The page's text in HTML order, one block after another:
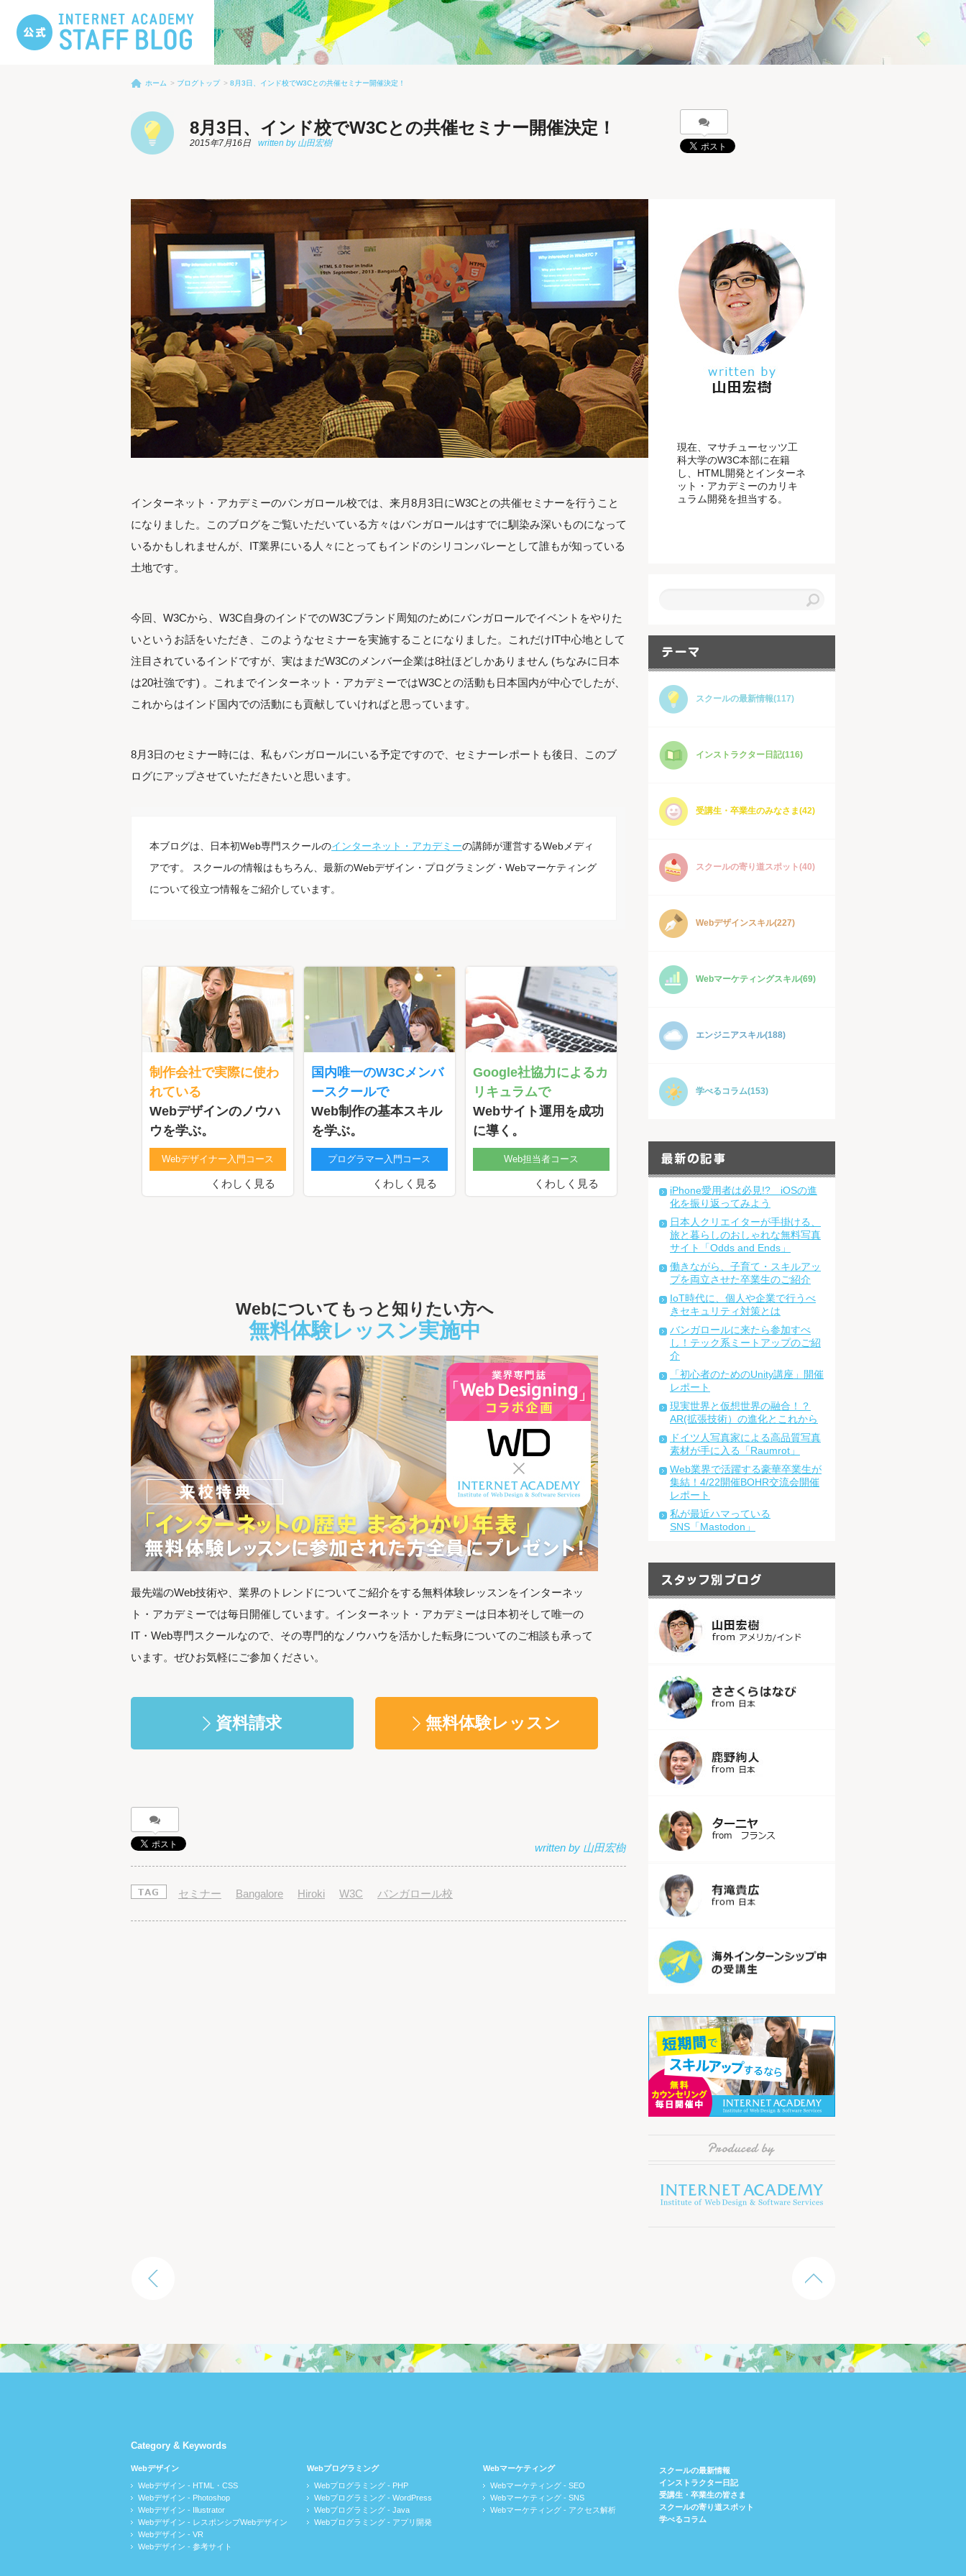
ホーム ブログトップ 8月3日、インド校でW3Cとの共催セミナー開催決定！
8月3日、インド校でW3Cとの共催セミナー開催決定！
2015年7月16日
インターネット・アカデミーのバンガロール校では、来月8月3日にW3Cとの共催セミナーを行うこと
になりました。このブログをご覧いただいている方々はバンガロールはすでに馴染み深いものになって
いるかもしれませんが、IT業界にいる人々にとってもインドのシリコンバレーとして誰もが知っている
土地です。
今回、W3Cから、W3C自身のインドでのW3Cブランド周知のためにバンガロールでイベントをやりた
いというお話をいただき、このようなセミナーを実施することになりました。これだけIT中心地として
注目されているインドですが、実はまだW3Cのメンバー企業は8社ほどしかありません (ちなみに日本
は20社強です) 。これまでインターネット・アカデミーではW3Cとの活動も日本国内が中心でしたが、
これからはインド国内での活動にも貢献していければと思っています。
8月3日のセミナー時には、私もバンガロールにいる予定ですので、セミナーレポートも後日、このブ
ログにアップさせていただきたいと思います。
本ブログは、日本初Web専門スクールのインターネット・アカデミーの講師が運営するWebメディ
アです。 スクールの情報はもちろん、最新のWebデザイン・プログラミング・Webマーケティング
について役立つ情報をご紹介しています。
制作会社で実際に使わ
れている
Webデザインのノウハ
ウを学ぶ。
Webデザイナー入門コース
くわしく見る
国内唯一のW3Cメンバ
ースクールで
Web制作の基本スキル
を学ぶ。
プログラマー入門コース
くわしく見る
Google社協力によるカ
リキュラムで
Webサイト運用を成功
に導く。
Web担当者コース
くわしく見る
Webについてもっと知りたい方へ
無料体験レッスン実施中
最先端のWeb技術や、業界のトレンドについてご紹介をする無料体験レッスンをインターネッ
ト・アカデミーでは毎日開催しています。インターネット・アカデミーは日本初そして唯一の
IT・Web専門スクールなので、その専門的なノウハウを活かした転身についてのご相談も承って
います。ぜひお気軽にご参加ください。
資料請求 無料体験レッスン
セミナー Bangalore Hiroki W3C バンガロール校
現在、マサチューセッツ工
科大学のW3C本部に在籍
し、HTML開発とインターネ
ット・アカデミーのカリキ
ュラム開発を担当する。
スクールの最新情報(117)
インストラクター日記(116)
受講生・卒業生のみなさま(42)
スクールの寄り道スポット(40)
Webデザインスキル(227)
Webマーケティングスキル(69)
エンジニアスキル(188)
学べるコラム(153)
iPhone愛用者は必見!? iOSの進
化を振り返ってみよう
日本人クリエイターが手掛ける、
旅と暮らしのおしゃれな無料写真
サイト「Odds and Ends」
働きながら、子育て・スキルアッ
プを両立させた卒業生のご紹介
IoT時代に、個人や企業で行うべ
きセキュリティ対策とは
バンガロールに来たら参加すべ
し！テック系ミートアップのご紹
介
「初心者のためのUnity講座」開催
レポート
現実世界と仮想世界の融合！？
AR(拡張技術）の進化とこれから
ドイツ人写真家による高品質写真
素材が手に入る「Raumrot」
Web業界で活躍する豪華卒業生が
集結！4/22開催BOHR交流会開催
レポート
私が最近ハマっている
SNS「Mastodon」
Category & Keywords
Webデザイン
Webデザイン - HTML・CSS
Webデザイン - Photoshop
Webデザイン - Illustrator
Webデザイン - レスポンシブWebデザイン
Webデザイン - VR
Webデザイン - 参考サイト
Webプログラミング
Webプログラミング - PHP
Webプログラミング - WordPress
Webプログラミング - Java
Webプログラミング - アプリ開発
Webマーケティング
Webマーケティング - SEO
Webマーケティング - SNS
Webマーケティング - アクセス解析
スクールの最新情報
インストラクター日記
受講生・卒業生の皆さま
スクールの寄り道スポット
学べるコラム